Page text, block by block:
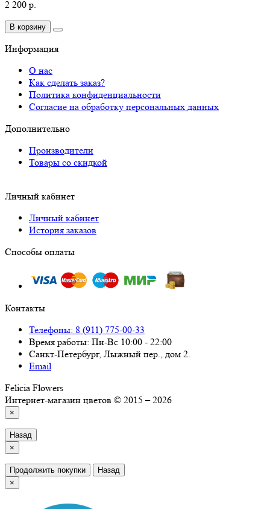
2 200 р.
В корзину
Информация
О нас
Как сделать заказ?
Политика конфиденциальности
Согласие на обработку персональных данных
Дополнительно
Производители
Товары со скидкой
Личный кабинет
Личный кабинет
История заказов
Способы оплаты
Контакты
Телефоны: 8 (911) 775-00-33
Время работы: Пн-Вс 10:00 - 22:00
Санкт-Петербург, Лыжный пер., дом 2.
Email
Felicia Flowers
Интернет-магазин цветов © 2015 – 2026
×
Назад
×
Продолжить покупки
Назад
×